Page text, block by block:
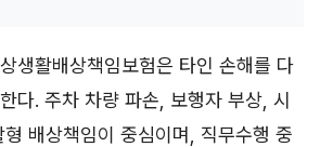
생활배상책임보험은 타인 손해를 다
다. 주차 차량 파손, 보행자 부상, 시
배상책임이 중심이며, 직무수행 중